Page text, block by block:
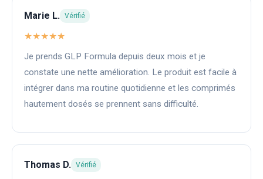
Marie L. Vérifié
★★★★★
Je prends GLP Formula depuis deux mois et je
constate une nette amélioration. Le produit est facile à
intégrer dans ma routine quotidienne et les comprimés
hautement dosés se prennent sans difficulté.
Thomas D. Vérifié